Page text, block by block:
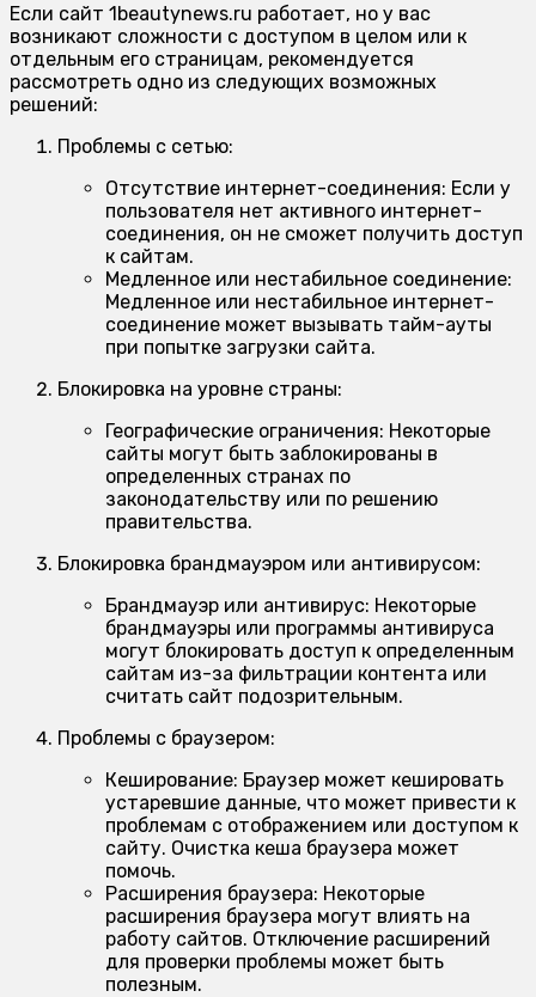
Если сайт 1beautynews.ru работает, но у вас
возникают сложности с доступом в целом или к
отдельным его страницам, рекомендуется
рассмотреть одно из следующих возможных
решений:
Проблемы с сетью:
Отсутствие интернет-соединения: Если у
пользователя нет активного интернет-
соединения, он не сможет получить доступ
к сайтам.
Медленное или нестабильное соединение:
Медленное или нестабильное интернет-
соединение может вызывать тайм-ауты
при попытке загрузки сайта.
Блокировка на уровне страны:
Географические ограничения: Некоторые
сайты могут быть заблокированы в
определенных странах по
законодательству или по решению
правительства.
Блокировка брандмауэром или антивирусом:
Брандмауэр или антивирус: Некоторые
брандмауэры или программы антивируса
могут блокировать доступ к определенным
сайтам из-за фильтрации контента или
считать сайт подозрительным.
Проблемы с браузером:
Кеширование: Браузер может кешировать
устаревшие данные, что может привести к
проблемам с отображением или доступом к
сайту. Очистка кеша браузера может
помочь.
Расширения браузера: Некоторые
расширения браузера могут влиять на
работу сайтов. Отключение расширений
для проверки проблемы может быть
полезным.